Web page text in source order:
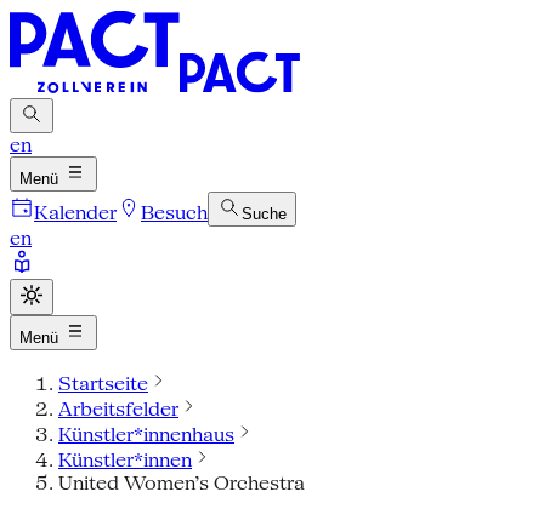
en
Menü
Kalender Besuch Suche
en
Menü
Startseite
Arbeitsfelder
Künstler*innenhaus
Künstler*innen
United Women’s Orchestra